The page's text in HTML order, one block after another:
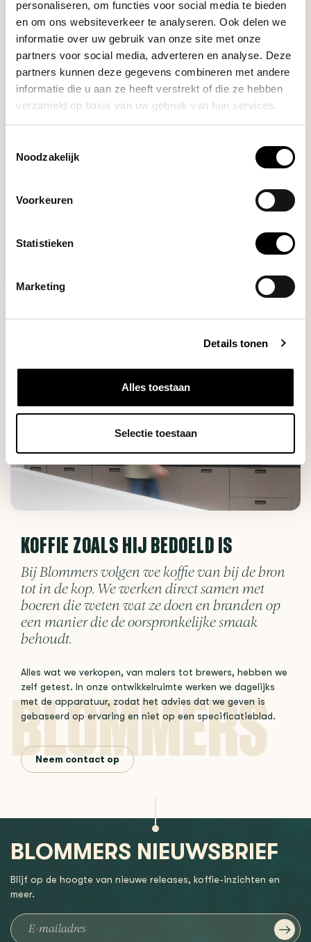
personaliseren, om functies voor social media te bieden
en om ons websiteverkeer te analyseren. Ook delen we
informatie over uw gebruik van onze site met onze
partners voor social media, adverteren en analyse. Deze
partners kunnen deze gegevens combineren met andere
informatie die u aan ze heeft verstrekt of die ze hebben
verzameld op basis van uw gebruik van hun services.
Noodzakelijk
Voorkeuren
Statistieken
Marketing
Details tonen
Alles toestaan
Selectie toestaan
Pallo
RESERVE BORSTELS (3
with steam pipe...
KOFFIE ZOALS HIJ BEDOELD IS
Bij Blommers volgen we koffie van bij de bron
tot in de kop. We werken direct samen met
boeren die weten wat ze doen en branden op
een manier die de oorspronkelijke smaak
behoudt.
Alles wat we verkopen, van malers tot brewers, hebben we
zelf getest. In onze ontwikkelruimte werken we dagelijks
met de apparatuur, zodat het advies dat we geven is
gebaseerd op ervaring en niet op een specificatieblad.
Neem contact op
BLOMMERS NIEUWSBRIEF
Blijf op de hoogte van nieuwe releases, koffie-inzichten en
meer.